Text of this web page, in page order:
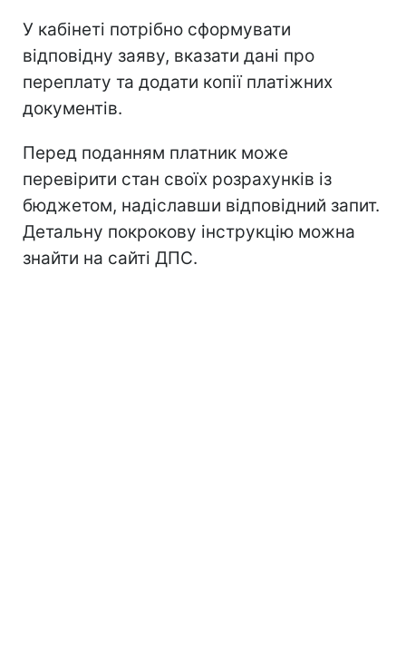
У кабінеті потрібно сформувати
відповідну заяву, вказати дані про
переплату та додати копії платіжних
документів.
Перед поданням платник може
перевірити стан своїх розрахунків із
бюджетом, надіславши відповідний запит.
Детальну покрокову інструкцію можна
знайти на сайті ДПС.